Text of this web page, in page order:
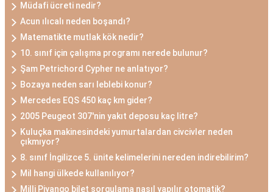
Müdafi ücreti nedir?
Acun ılıcalı neden boşandı?
Matematikte mutlak kök nedir?
10. sınıf için çalışma programı nerede bulunur?
Şam Petrichord Cypher ne anlatıyor?
Bozaya neden sarı leblebi konur?
Mercedes EQS 450 kaç km gider?
2005 Peugeot 307'nin yakıt deposu kaç litre?
Kuluçka makinesindeki yumurtalardan civcivler neden
çıkmıyor?
8. sınıf İngilizce 5. ünite kelimelerini nereden indirebilirim?
Mil hangi ülkede kullanılıyor?
Milli Piyango bilet sorgulama nasıl yapılır otomatik?